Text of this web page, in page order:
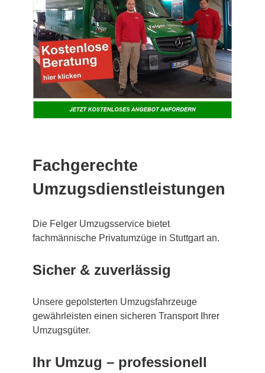
Fachgerechte
Umzugsdienstleistungen
Die Felger Umzugsservice bietet
fachmännische Privatumzüge in Stuttgart an.
Sicher & zuverlässig
Unsere gepolsterten Umzugsfahrzeuge
gewährleisten einen sicheren Transport Ihrer
Umzugsgüter.
Ihr Umzug – professionell